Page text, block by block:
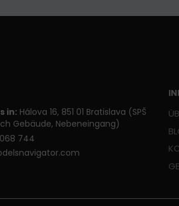
in: Hálova 16, 851 01 Bratislava (SPŠ
Gebäude, Nebeneingang)
744